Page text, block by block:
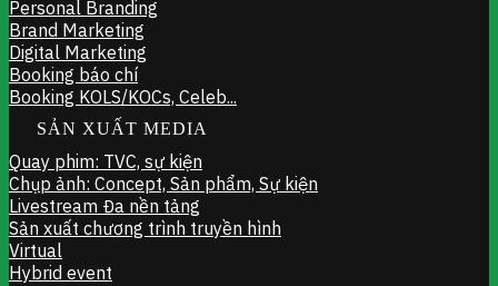
Personal Branding
Brand Marketing
Digital Marketing
Booking báo chí
Booking KOLS/KOCs, Celeb...
SẢN XUẤT MEDIA
Quay phim: TVC, sự kiện
Chụp ảnh: Concept, Sản phẩm, Sự kiện
Livestream Đa nền tảng
Sản xuất chương trình truyền hình
Virtual
Hybrid event